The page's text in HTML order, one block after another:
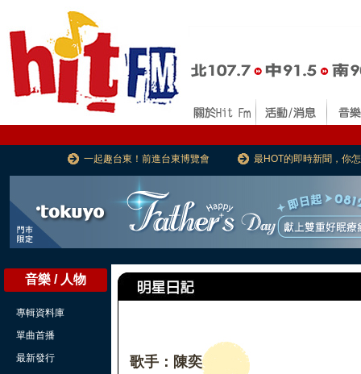
一起趣台東！前進台東博覽會 最HOT的即時新聞，你
音樂 / 人物
專輯資料庫
單曲首播
最新發行
歌手：陳奕